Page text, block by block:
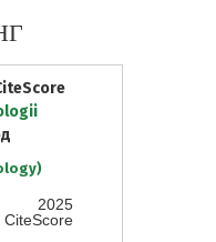
2025
CiteScore